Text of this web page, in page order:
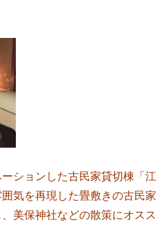
ションした古民家貸切棟「江
気を再現した畳敷きの古民家
美保神社などの散策にオスス